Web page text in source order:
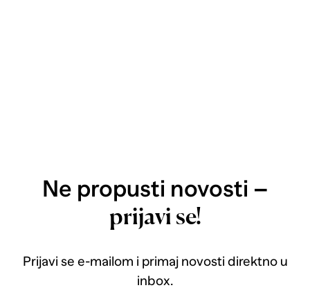
Ne propusti novosti –
prijavi se!
Prijavi se e-mailom i primaj novosti direktno u
inbox.